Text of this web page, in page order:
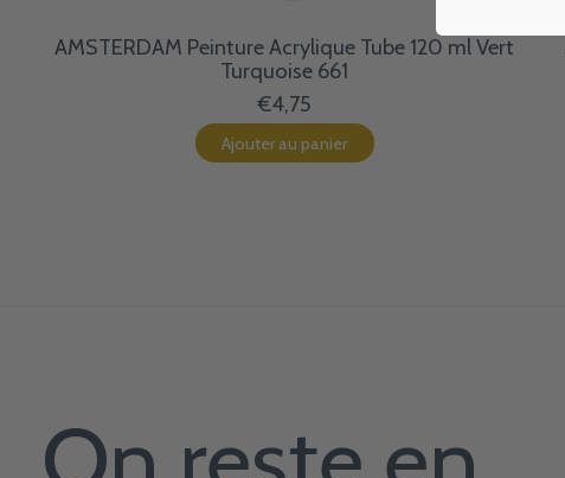
AMSTERDAM Peinture Acrylique Tube 120 ml Vert
Turquoise 661
€4,75
Ajouter au panier